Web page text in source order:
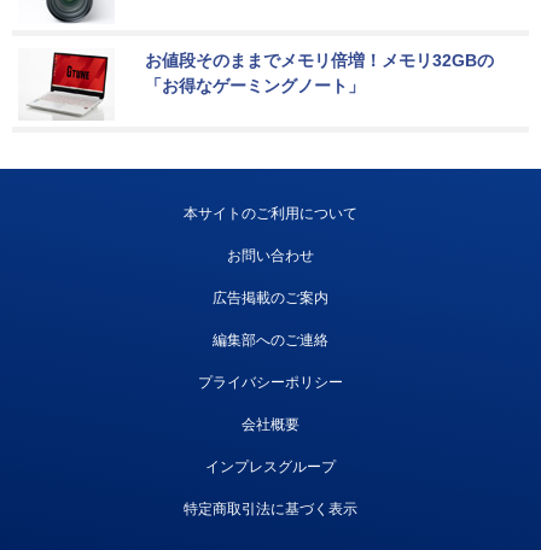
お値段そのままでメモリ倍増！メモリ32GBの
「お得なゲーミングノート」
本サイトのご利用について
お問い合わせ
広告掲載のご案内
編集部へのご連絡
プライバシーポリシー
会社概要
インプレスグループ
特定商取引法に基づく表示